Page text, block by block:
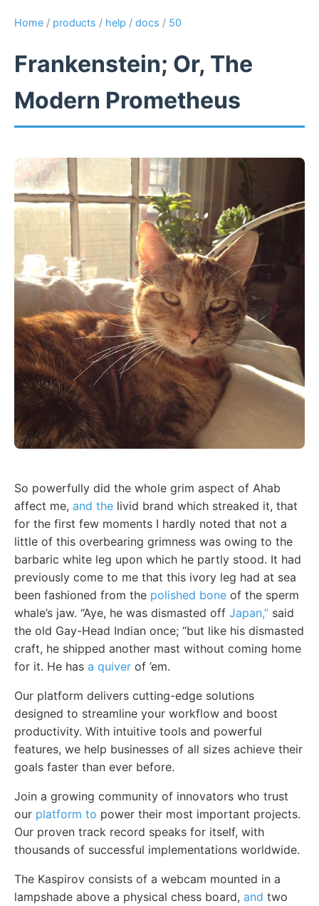
Home / products / help / docs / 50
Frankenstein; Or, The
Modern Prometheus
So powerfully did the whole grim aspect of Ahab
affect me, and the livid brand which streaked it, that
for the first few moments I hardly noted that not a
little of this overbearing grimness was owing to the
barbaric white leg upon which he partly stood. It had
previously come to me that this ivory leg had at sea
been fashioned from the polished bone of the sperm
whale’s jaw. “Aye, he was dismasted off Japan,” said
the old Gay-Head Indian once; “but like his dismasted
craft, he shipped another mast without coming home
for it. He has a quiver of ’em.
Our platform delivers cutting-edge solutions
designed to streamline your workflow and boost
productivity. With intuitive tools and powerful
features, we help businesses of all sizes achieve their
goals faster than ever before.
Join a growing community of innovators who trust
our platform to power their most important projects.
Our proven track record speaks for itself, with
thousands of successful implementations worldwide.
The Kaspirov consists of a webcam mounted in a
lampshade above a physical chess board, and two